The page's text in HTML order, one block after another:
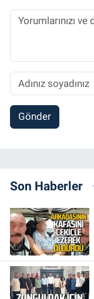
Gönder
Son Haberler